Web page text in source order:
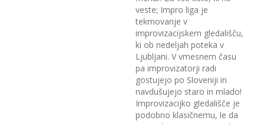
veste; Impro liga je
tekmovanje v
improvizacijskem gledališču,
ki ob nedeljah poteka v
Ljubljani. V vmesnem času
pa improvizatorji radi
gostujejo po Sloveniji in
navdušujejo staro in mlado!
Improvizacijko gledališče je
podobno klasičnemu, le da